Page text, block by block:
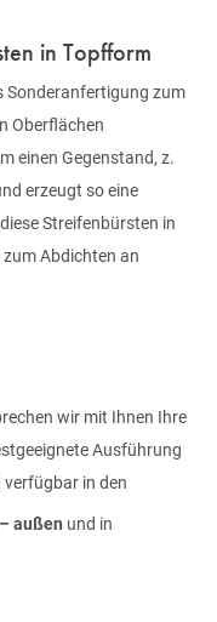
in Topfform
Sonderanfertigung zum
Oberflächen
einen Gegenstand, z.
erzeugt so eine
Streifenbürsten in
Abdichten an
wir mit Ihnen Ihre
Ausführung
in den
außen und in